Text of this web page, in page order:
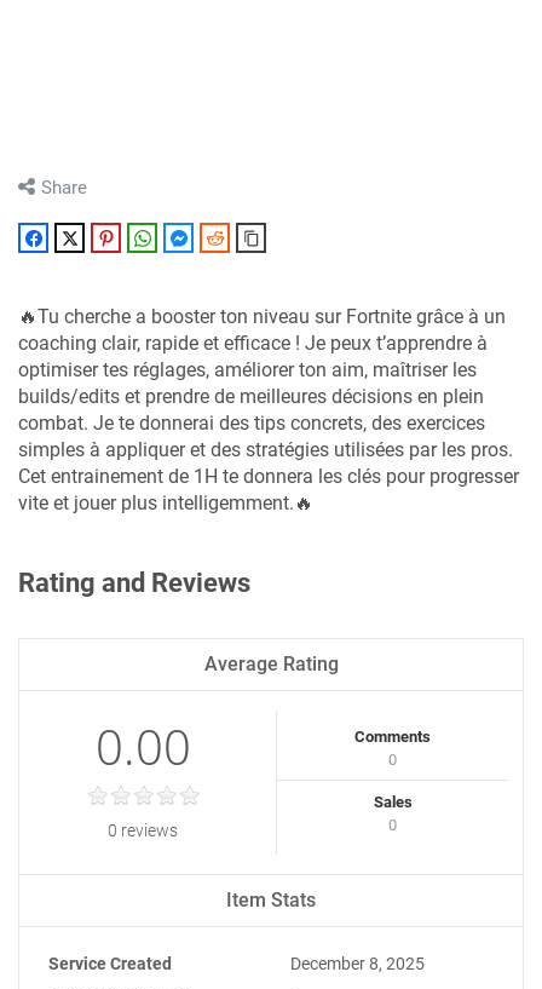
Share
FacebookTwitterPinterestWhatsAppMessenger
Reddit
🔥Tu cherche a booster ton niveau sur Fortnite grâce à un
coaching clair, rapide et efficace ! Je peux t’apprendre à
optimiser tes réglages, améliorer ton aim, maîtriser les
builds/edits et prendre de meilleures décisions en plein
combat. Je te donnerai des tips concrets, des exercices
simples à appliquer et des stratégies utilisées par les pros.
Cet entrainement de 1H te donnera les clés pour progresser
vite et jouer plus intelligemment.🔥
Rating and Reviews
Average Rating
0.00
0 reviews
Comments
0
Sales
0
Item Stats
Service Created
December 8, 2025